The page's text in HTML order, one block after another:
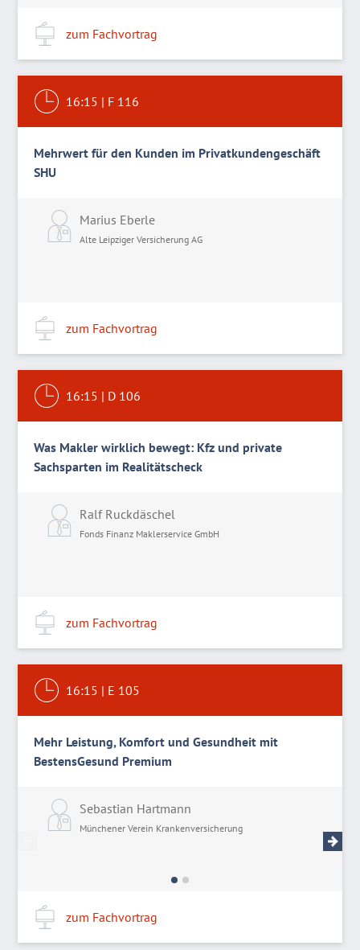
zum Fachvortrag
16:15 | F 116
Mehrwert für den Kunden im Privatkundengeschäft
SHU
Marius Eberle
Alte Leipziger Versicherung AG
zum Fachvortrag
16:15 | D 106
Was Makler wirklich bewegt: Kfz und private
Sachsparten im Realitätscheck
Ralf Ruckdäschel
Fonds Finanz Maklerservice GmbH
zum Fachvortrag
16:15 | E 105
Mehr Leistung, Komfort und Gesundheit mit
BestensGesund Premium
Sebastian Hartmann
Münchener Verein Krankenversicherung
zum Fachvortrag